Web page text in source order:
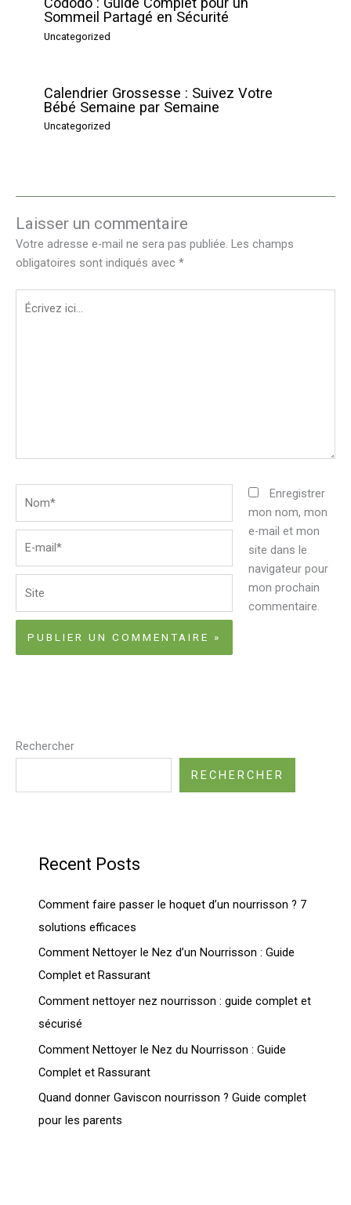
Sommeil Partagé en Sécurité
Uncategorized
Calendrier Grossesse : Suivez Votre
Bébé Semaine par Semaine
Uncategorized
Laisser un commentaire
Votre adresse e-mail ne sera pas publiée. Les champs
obligatoires sont indiqués avec *
Écrivez
ici…
Enregistrer
mon nom, mon
e-mail et mon
site dans le
navigateur pour
mon prochain
commentaire.
Rechercher
RECHERCHER
Recent Posts
Comment faire passer le hoquet d’un nourrisson ? 7
solutions efficaces
Comment Nettoyer le Nez d’un Nourrisson : Guide
Complet et Rassurant
Comment nettoyer nez nourrisson : guide complet et
sécurisé
Comment Nettoyer le Nez du Nourrisson : Guide
Complet et Rassurant
Quand donner Gaviscon nourrisson ? Guide complet
pour les parents